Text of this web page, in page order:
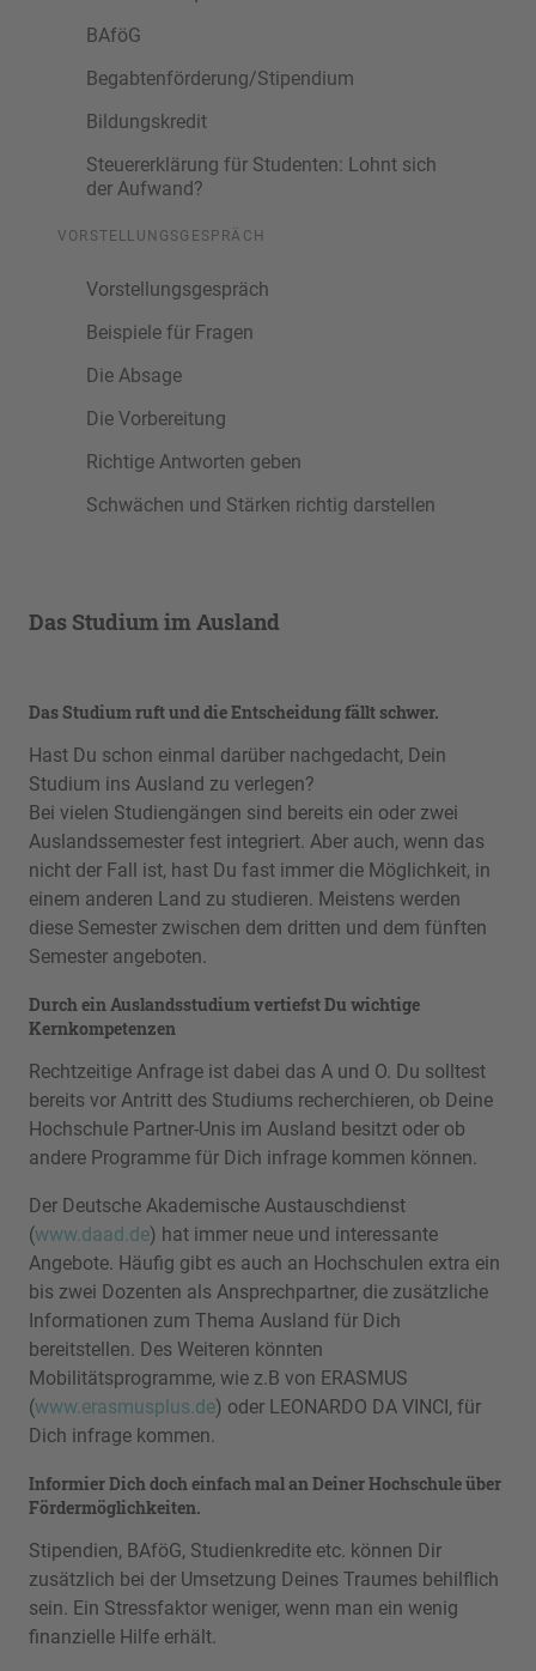
BAföG
Begabtenförderung/Stipendium
Bildungskredit
Steuererklärung für Studenten: Lohnt sich
der Aufwand?
VORSTELLUNGSGESPRÄCH
Vorstellungsgespräch
Beispiele für Fragen
Die Absage
Die Vorbereitung
Richtige Antworten geben
Schwächen und Stärken richtig darstellen
Das Studium im Ausland
Das Studium ruft und die Entscheidung fällt schwer.
Hast Du schon einmal darüber nachgedacht, Dein
Studium ins Ausland zu verlegen?
Bei vielen Studiengängen sind bereits ein oder zwei
Auslandssemester fest integriert. Aber auch, wenn das
nicht der Fall ist, hast Du fast immer die Möglichkeit, in
einem anderen Land zu studieren. Meistens werden
diese Semester zwischen dem dritten und dem fünften
Semester angeboten.
Durch ein Auslandsstudium vertiefst Du wichtige
Kernkompetenzen
Rechtzeitige Anfrage ist dabei das A und O. Du solltest
bereits vor Antritt des Studiums recherchieren, ob Deine
Hochschule Partner-Unis im Ausland besitzt oder ob
andere Programme für Dich infrage kommen können.
Der Deutsche Akademische Austauschdienst
(www.daad.de) hat immer neue und interessante
Angebote. Häufig gibt es auch an Hochschulen extra ein
bis zwei Dozenten als Ansprechpartner, die zusätzliche
Informationen zum Thema Ausland für Dich
bereitstellen. Des Weiteren könnten
Mobilitätsprogramme, wie z.B von ERASMUS
(www.erasmusplus.de) oder LEONARDO DA VINCI, für
Dich infrage kommen.
Informier Dich doch einfach mal an Deiner Hochschule über
Fördermöglichkeiten.
Stipendien, BAföG, Studienkredite etc. können Dir
zusätzlich bei der Umsetzung Deines Traumes behilflich
sein. Ein Stressfaktor weniger, wenn man ein wenig
finanzielle Hilfe erhält.